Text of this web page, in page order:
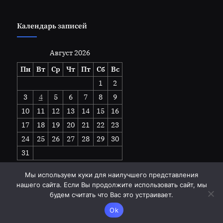
Календарь записей
Август 2026
Пн
Вт Ср Чт Пт Сб
Вс
1
2
3
4 5 6 7 8
9
10
11 12 13 14 15
16
17
18 19 20 21 22
23
24
25 26 27 28 29
30
31
Copyright © 2026 goodhandwork.ru.
Тема PressBook Grid Blogs
Мы используем куки для наилучшего представления
нашего сайта. Если Вы продолжите использовать сайт, мы
будем считать что Вас это устраивает.
Ok